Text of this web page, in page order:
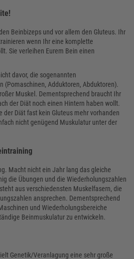
Beinbizeps und vor allem den Gluteus. Ihr
wenn Ihr eine komplette
Sie verleihen Eurem Bein einen
davor, die sogenannten
(Pomaschinen, Adduktoren, Abduktoren).
Muskel. Dementsprechend braucht Ihr
der Diät noch einen Hintern haben wollt.
der Diät fast kein Gluteus mehr vorhanden
nicht genügend Muskulatur unter der
Macht nicht ein Jahr lang das gleiche
die Übungen und die Wiederholungszahlen
aus verschiedensten Muskelfasern, die
ansprechen. Dementsprechend
und Wiederholungsbereiche
Beinmuskulatur zu entwickeln.
Genetik/Veranlagung eine sehr große